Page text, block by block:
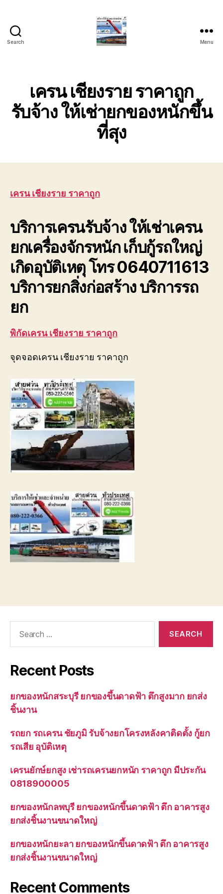
Search
เครน
รถ
เฮี๊ยบ
รถ
สไลด์
เครื่องจักร
Menu
เครน เชียงราย ราคาถูก
รับจ้าง ให้เช่ายกของหนักขึ้น
ที่สุง
เครน เชียงราย ราคาถูก
บริการเครนรับจ้าง ให้เช่าเครน
ยกเครื่องจักรหนัก เก็บกู้รถใหญ่
เกิดอุบัติเหตุ โทร 0640711613
บริการยกสิ่งก่อสร้าง บริการรถ
ยก
พิกัดเครน เชียงราย ราคาถูก
จุดจอดเครน เชียงราย ราคาถูก
Recent Posts
ยกของหนักสระบุรี ยกของขึ้นดาดฟ้า ตึกสูงมาก ยกส่ง
ชิ้นงาน
รถยก รถเครน ชัยภูมิ รับจ้างยกโครงหลังคาติดตั้ง กู้ยก
รถเสีย อุบัติเหตุ
เครนยักษ์ยกสูง เช่ารถเครนยกหนัก ราคาถูก มีประกัน
0818900005
ยกของหนักลพบุรี ยกของหนักขึ้นดาดฟ้า ตึก อาคารสูง
ยกส่งชิ้นงานขนาดใหญ่
ยกของหนักยะลา ยกของหนักขึ้นดาดฟ้า ตึก อาคารสูง
ยกส่งชิ้นงานขนาดใหญ่
Recent Comments